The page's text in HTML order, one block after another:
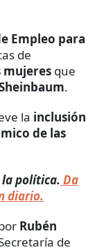
Empleo para
de
mujeres que
.
la inclusión
de las
política. Da
diario.
Rubén
de